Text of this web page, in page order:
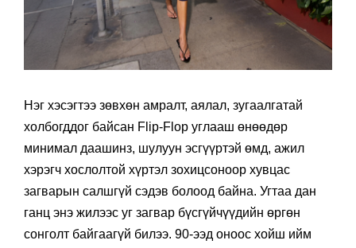
Нэг хэсэгтээ зөвхөн амралт, аялал, зугаалгатай
холбогддог байсан Flip-Flop углааш өнөөдөр
минимал даашинз, шулуун эсгүүртэй өмд, ажил
хэрэгч хослолтой хүртэл зохицсоноор хувцас
загварын салшгүй сэдэв болоод байна. Угтаа дан
ганц энэ жилээс уг загвар бүсгүйчүүдийн өргөн
сонголт байгаагүй билээ. 90-ээд оноос хойш ийм